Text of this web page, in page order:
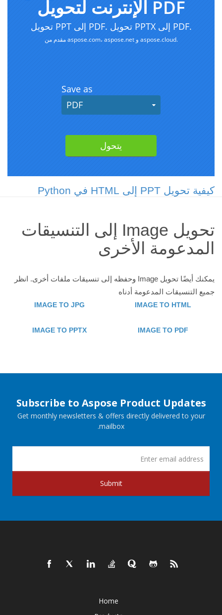
كيفية تحويل PPT إلى HTML في Python
تحويل Image إلى التنسيقات
المدعومة الأخرى
يمكنك أيضًا تحويل Image وحفظه إلى تنسيقات ملفات أخرى. انظر
جميع التنسيقات المدعومة أدناه
IMAGE TO HTML
IMAGE TO JPG
IMAGE TO PDF
IMAGE TO PPTX
Subscribe to Aspose Product Updates
Get monthly newsletters & offers directly delivered to your
mailbox.
Submit
Home